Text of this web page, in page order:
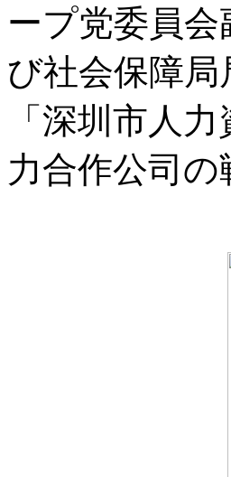
ープ党委員
び社会保障
「深圳市人
力合作公司